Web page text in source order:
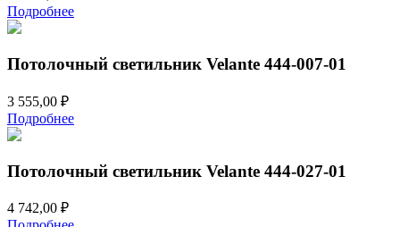
Подробнее
Потолочный светильник Velante 444-007-01
3 555,00 ₽
Подробнее
Потолочный светильник Velante 444-027-01
4 742,00 ₽